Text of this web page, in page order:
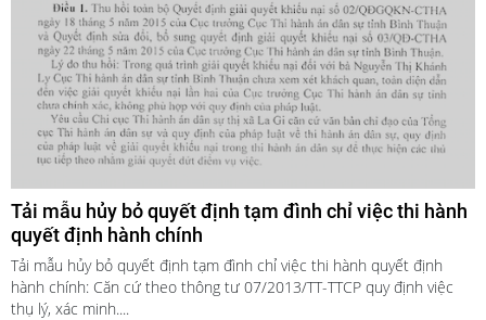
Tải mẫu hủy bỏ quyết định tạm đình chỉ việc thi hành
quyết định hành chính
Tải mẫu hủy bỏ quyết định tạm đình chỉ việc thi hành quyết định
hành chính: Căn cứ theo thông tư 07/2013/TT-TTCP quy định việc
thụ lý, xác minh....